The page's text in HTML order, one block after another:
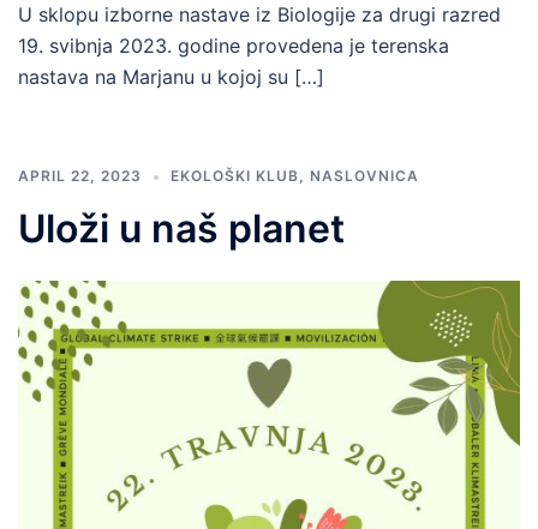
U sklopu izborne nastave iz Biologije za drugi razred
19. svibnja 2023. godine provedena je terenska
nastava na Marjanu u kojoj su […]
APRIL 22, 2023 EKOLOŠKI KLUB NASLOVNICA
Uloži u naš planet